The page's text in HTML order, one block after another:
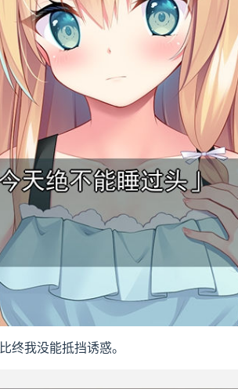
终我没能抵挡诱惑。